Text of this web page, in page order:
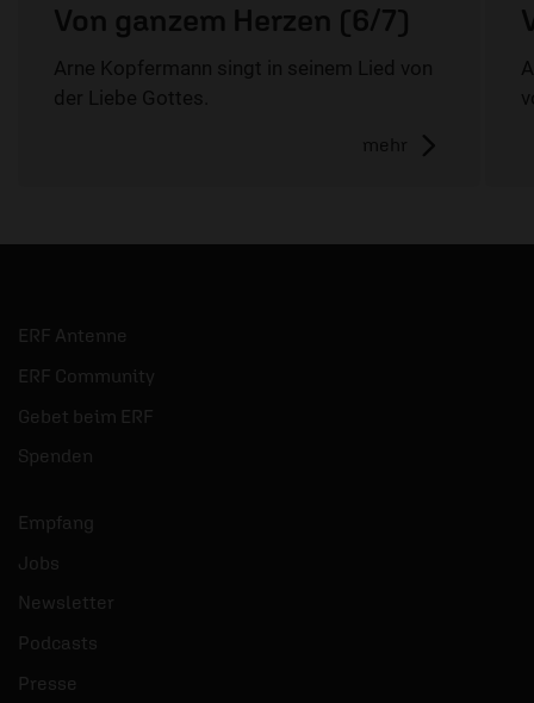
Von ganzem Herzen (6/7)
Arne Kopfermann singt in seinem Lied von
der Liebe Gottes.
mehr
ERF Antenne
ERF Community
Gebet beim ERF
Spenden
Empfang
Jobs
Newsletter
Podcasts
Presse